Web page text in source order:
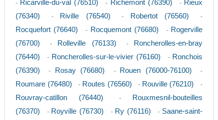
- Ricarville-du-val (76510) - Richemont (76390) - Rieux
(76340)
- Riville (76540) - Robertot (76560) -
Rocquefort (76640) - Rocquemont (76680) - Rogerville
(76700)
- Rolleville (76133) -
Roncherolles-en-bray
(76440)
- Roncherolles-sur-le-vivier (76160) - Ronchois
(76390)
- Rosay (76680) - Rouen (76000-76100) -
Roumare (76480) - Routes (76560) - Rouville (76210) -
Rouvray-catillon (76440) -
Rouxmesnil-bouteilles
(76370)
- Royville (76730) - Ry (76116) - Saane-saint-